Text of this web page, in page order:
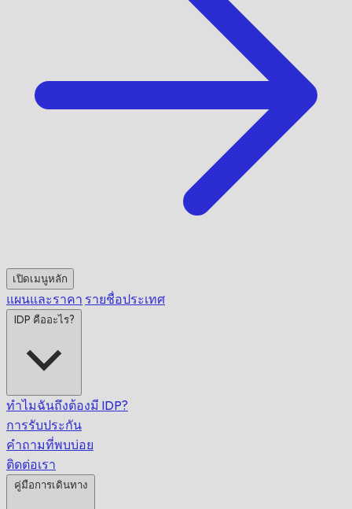
เปิดเมนูหลัก
แผนและราคา รายชื่อประเทศ
IDP คืออะไร?
ทำไมฉันถึงต้องมี IDP?
การรับประกัน
คำถามที่พบบ่อย
ติดต่อเรา
คู่มือการเดินทาง